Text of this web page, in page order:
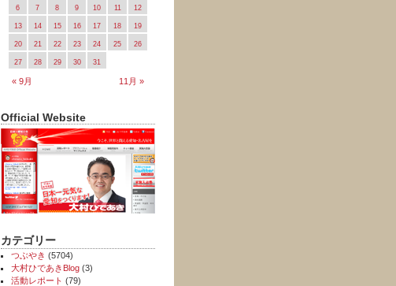
« 9月 11月 »
6 7 8 9 10 11 12
13 14 15 16 17 18 19
20 21 22 23 24 25 26
27 28 29 30 31
Official Website
カテゴリー
つぶやき (5704)
大村ひであきBlog (3)
活動レポート (79)